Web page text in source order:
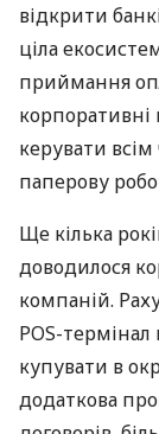
відкрити
ціла
приймання
корпоративні
керувати
паперову
Ще кілька
доводилося
компаній.
POS-
купувати в
додаткова